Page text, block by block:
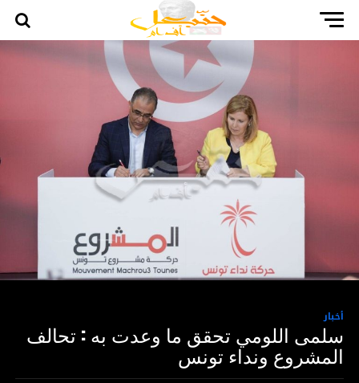
أخبار
سلمى اللومي تحقق ما وعدت به : تحالف
المشروع ونداء تونس